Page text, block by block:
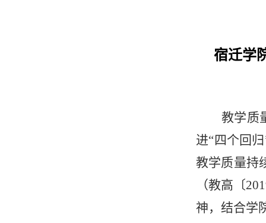
宿迁学
教学质
进“四个回
教学质量持
（教高〔
神，结合学